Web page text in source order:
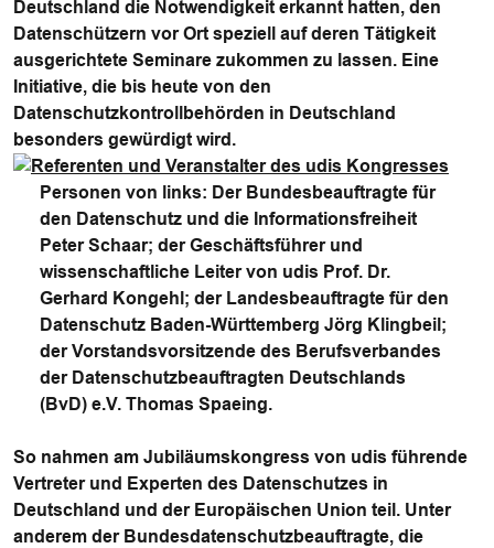
Deutschland die Notwendigkeit erkannt hatten, den
Datenschützern vor Ort speziell auf deren Tätigkeit
ausgerichtete Seminare zukommen zu lassen. Eine
Initiative, die bis heute von den
Datenschutzkontrollbehörden in Deutschland
besonders gewürdigt wird.
Personen von links: Der Bundesbeauftragte für
den Datenschutz und die Informationsfreiheit
Peter Schaar; der Geschäftsführer und
wissenschaftliche Leiter von udis Prof. Dr.
Gerhard Kongehl; der Landesbeauftragte für den
Datenschutz Baden-Württemberg Jörg Klingbeil;
der Vorstandsvorsitzende des Berufsverbandes
der Datenschutzbeauftragten Deutschlands
(BvD) e.V. Thomas Spaeing.
So nahmen am Jubiläumskongress von udis führende
Vertreter und Experten des Datenschutzes in
Deutschland und der Europäischen Union teil. Unter
anderem der Bundesdatenschutzbeauftragte, die